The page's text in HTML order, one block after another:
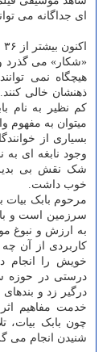
ای جداگانه می
«شکار» می گذرد
هیچگاه نمی
ذهنشان خالی
کم نظیر به نام
میتوان به
بسیاری از
وجود نابغه ای به
شک نقش بی
خوب داشت.
مرحوم بابک بیات
سرزمین است و با
به ارزش و نبوغ
کاربردی از آن
خویش را انجام
درستی در حوزه
درگیر زد و
خدمت مفاهیم
چون بابک بیات،
شنیدن انجام می